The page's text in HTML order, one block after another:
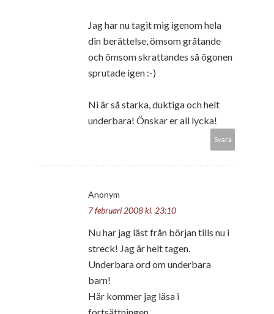
Jag har nu tagit mig igenom hela
din berättelse, ömsom gråtande
och ömsom skrattandes så ögonen
sprutade igen :-)
Ni är så starka, duktiga och helt
underbara! Önskar er all lycka!
Svara
Anonym
7 februari 2008 kl. 23:10
Nu har jag läst från början tills nu i
streck! Jag är helt tagen.
Underbara ord om underbara
barn!
Här kommer jag läsa i